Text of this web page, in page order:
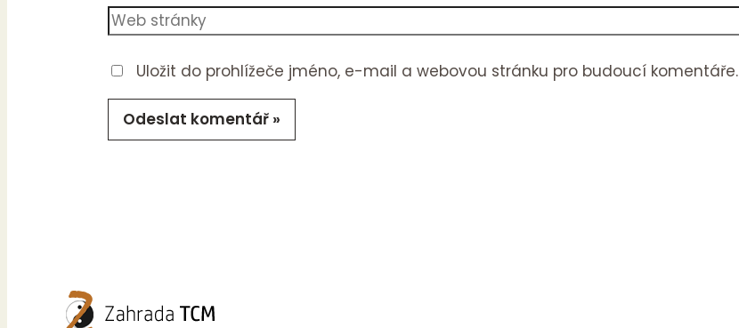
Web
stránky
Uložit do prohlížeče jméno, e-mail a webovou stránku pro budoucí komentáře.